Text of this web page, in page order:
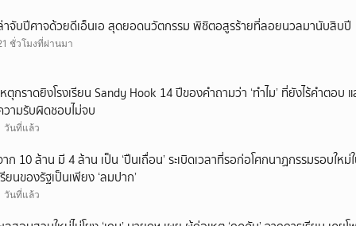
าจับปีศาจด้วยดีเอ็นเอ สุดยอดนวัตกรรม พิชิตอสูรร้ายที่ลอยนวลมานับสิบปี
ชั่วโมงที่ผ่านมา
หตุกราดยิงโรงเรียน Sandy Hook 14 ปีของคำถามว่า ‘ทำไม’ ที่ยังไร้คำตอบ
วามรับผิดชอบไม่จบ
วันที่แล้ว
าก 10 ล้าน มี 4 ล้าน เป็น ‘ปืนเถื่อน’ ระเบิดเวลาที่รอก่อโศกนาฏกรรมรอบให
ยนของรัฐเป็นเพียง ‘ลมปาก’
วันที่แล้ว